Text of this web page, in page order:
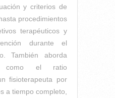
y criterios de
procedimientos
terapéuticos y
durante el
También aborda
como el ratio
fisioterapeuta por
a tiempo completo,